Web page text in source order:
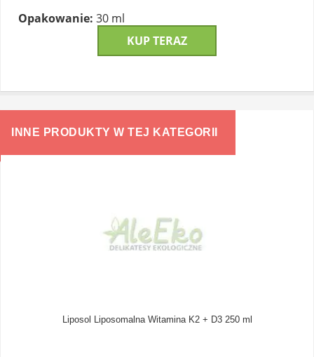
Opakowanie: 30 ml
KUP TERAZ
INNE PRODUKTY W TEJ KATEGORII
Liposol Liposomalna Witamina K2 + D3 250 ml